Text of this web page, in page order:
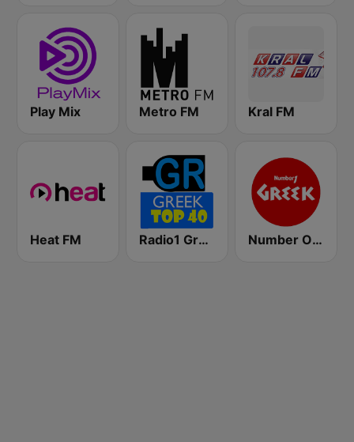
Play Mix Metro FM Kral FM
Heat FM Radio1 Greek Top 40 Number One Greek